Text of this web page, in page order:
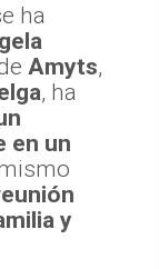
ha
Amyts,
, ha
en un
y